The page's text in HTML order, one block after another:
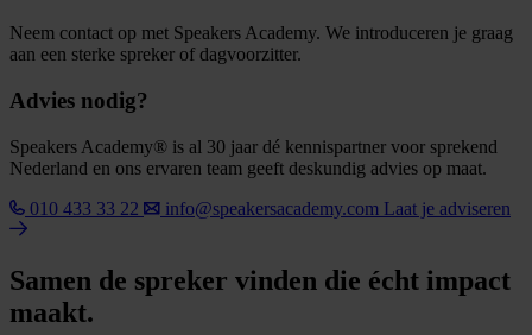
Neem contact op met Speakers Academy. We introduceren je graag
aan een sterke spreker of dagvoorzitter.
Advies nodig?
Speakers Academy® is al 30 jaar dé kennispartner voor sprekend
Nederland en ons ervaren team geeft deskundig advies op maat.
010 433 33 22
info@speakersacademy.com Laat je adviseren
Samen de spreker vinden die écht impact
maakt.